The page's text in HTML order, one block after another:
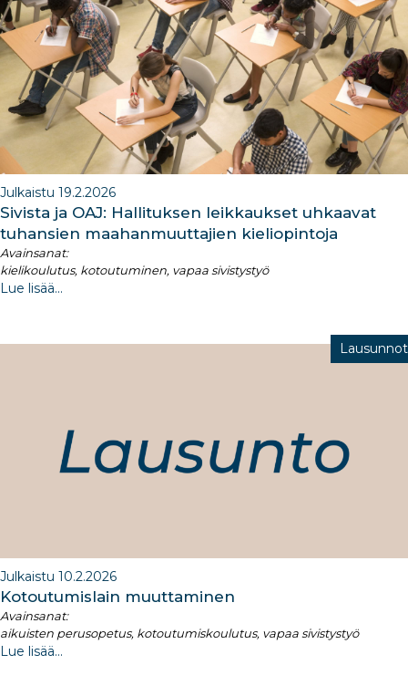
Julkaistu 19.2.2026
Sivista ja OAJ: Hallituksen leikkaukset uhkaavat
tuhansien maahanmuuttajien kieliopintoja
Avainsanat:
kielikoulutus, kotoutuminen, vapaa sivistystyö
Lue lisää...
Lausunnot
Julkaistu 10.2.2026
Kotoutumislain muuttaminen
Avainsanat:
aikuisten perusopetus, kotoutumiskoulutus, vapaa sivistystyö
Lue lisää...